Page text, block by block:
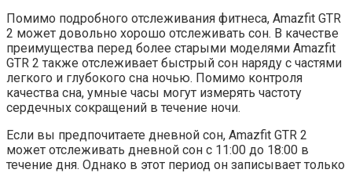
Помимо подробного отслеживания фитнеса, Amazfit GTR
2 может довольно хорошо отслеживать сон. В качестве
преимущества перед более старыми моделями Amazfit
GTR 2 также отслеживает быстрый сон наряду с частями
легкого и глубокого сна ночью. Помимо контроля
качества сна, умные часы могут измерять частоту
сердечных сокращений в течение ночи.
Если вы предпочитаете дневной сон, Amazfit GTR 2
может отслеживать дневной сон с 11:00 до 18:00 в
течение дня. Однако в этот период он записывает только